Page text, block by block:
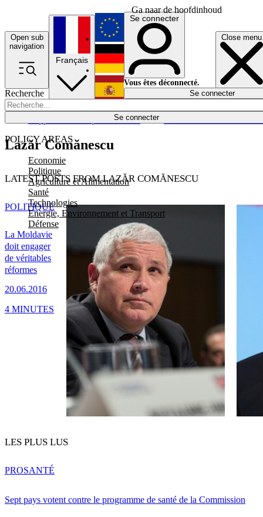
Ga naar de hoofdinhoud
Open sub
navigation
Close menu
Recherche
Se connecter
POLICY AREAS
Economie
Politique
Agriculture et Alimentation
Santé
Technologies
Energie, Environnement et Transport
Défense
Économie
Français
English
Deutsch
Español
Se connecter
Vous êtes déconnecté.
Se connecter
Lazăr Comănescu
LATEST POSTS FROM LAZĂR COMĂNESCU
La Moldavie
doit engager
de véritables
réformes
20.06.2016
POLITIQUE
4 MINUTES
LES PLUS LUS
Sept pays votent contre le programme de santé de la Commission
PROSANTÉ